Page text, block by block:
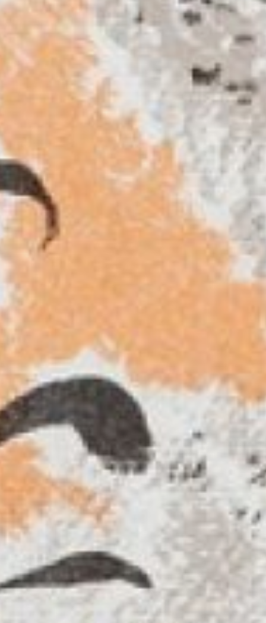
Рассуждая о традициях
анималистики, автор говорит
о сочетании в них требований жанра
«Можно рисовать натурально, —
трудно. А чтобы добавить в рисунок
растения растут из одного корня,
а стебли разные. К этому
стремлюсь». Он постоянно
стремится к познанию мира.
Поэтому не случайно его обращение
к станковой графике. Художник
выполняет отдельные литографские
цветные листы, работает также
акварелью и гуашью, темперой
и тушью.
Музейные литографии «Совята»
(1977) и «Сидящий бабуин» (1980),
выполненные в приглушенной
цветовой гамме, тем не менее
создают яркие, запоминающиеся
образы. Краски перетекают одна
в другую, создавая удивительно
тонкую цветовую гармонию.
Изысканность цвета и формы
подсказывает сама природа.
Художник подмечает, что у каждого
зверя есть свое эстетическое
содержание и стремится отразить
его в анималистических
произведениях, которые признаны